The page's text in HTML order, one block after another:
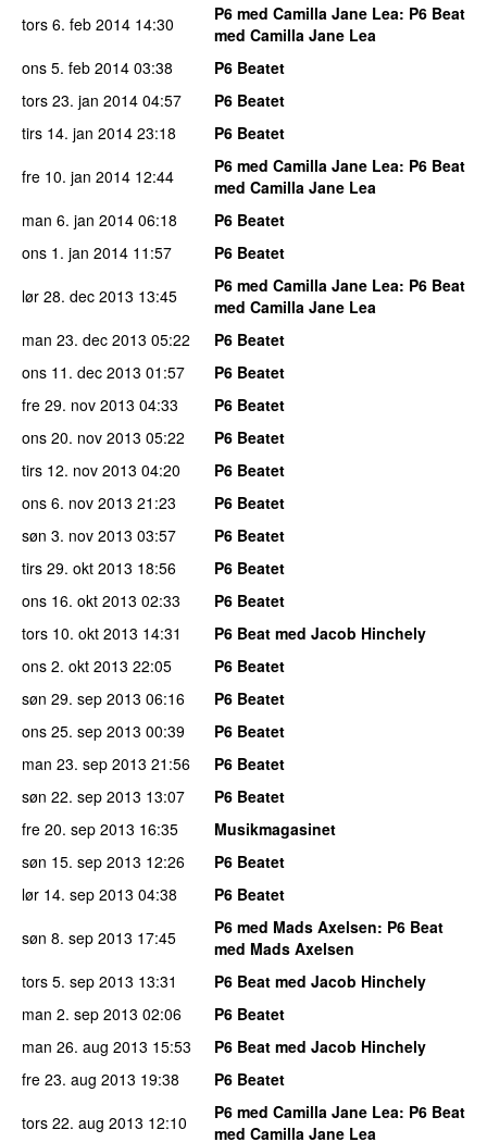
tors 6. feb 2014 14:30 P6 med Camilla Jane Lea: P6 Beat
med Camilla Jane Lea
ons 5. feb 2014 03:38
P6 Beatet
tors 23. jan 2014 04:57
P6 Beatet
tirs 14. jan 2014 23:18
P6 Beatet
fre 10. jan 2014 12:44 P6 med Camilla Jane Lea: P6 Beat
med Camilla Jane Lea
man 6. jan 2014 06:18
P6 Beatet
ons 1. jan 2014 11:57
P6 Beatet
lør 28. dec 2013 13:45 P6 med Camilla Jane Lea: P6 Beat
med Camilla Jane Lea
man 23. dec 2013 05:22
P6 Beatet
ons 11. dec 2013 01:57
P6 Beatet
fre 29. nov 2013 04:33
P6 Beatet
ons 20. nov 2013 05:22
P6 Beatet
tirs 12. nov 2013 04:20
P6 Beatet
ons 6. nov 2013 21:23
P6 Beatet
søn 3. nov 2013 03:57
P6 Beatet
tirs 29. okt 2013 18:56
P6 Beatet
ons 16. okt 2013 02:33
P6 Beatet
tors 10. okt 2013 14:31
P6 Beat med Jacob Hinchely
ons 2. okt 2013 22:05
P6 Beatet
søn 29. sep 2013 06:16
P6 Beatet
ons 25. sep 2013 00:39
P6 Beatet
man 23. sep 2013 21:56
P6 Beatet
søn 22. sep 2013 13:07
P6 Beatet
fre 20. sep 2013 16:35
Musikmagasinet
søn 15. sep 2013 12:26
P6 Beatet
lør 14. sep 2013 04:38
P6 Beatet
søn 8. sep 2013 17:45 P6 med Mads Axelsen: P6 Beat
med Mads Axelsen
tors 5. sep 2013 13:31
P6 Beat med Jacob Hinchely
man 2. sep 2013 02:06
P6 Beatet
man 26. aug 2013 15:53
P6 Beat med Jacob Hinchely
fre 23. aug 2013 19:38
P6 Beatet
tors 22. aug 2013 12:10 P6 med Camilla Jane Lea: P6 Beat
med Camilla Jane Lea